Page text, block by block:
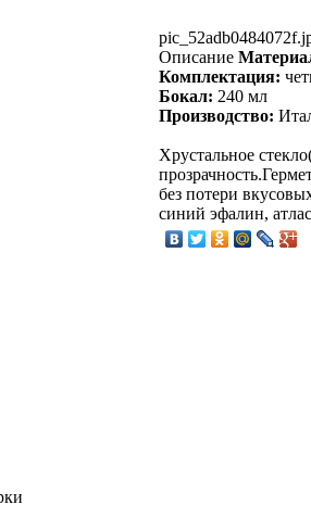
Описание
Комплектация:
Бокал: 240 мл
Производство:
Хрустальное
без потери
синий эфалин,